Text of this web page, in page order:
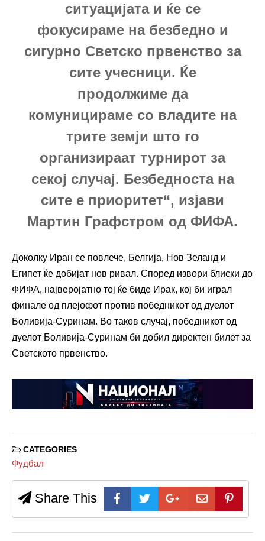
ситуацијата и ќе се
фокусираме на безбедно и
сигурно Светско првенство за
сите учесници. Ќе
продолжиме да
комуницираме со владите на
трите земји што го
организираат турнирот за
секој случај. Безбедноста на
сите е приоритет“, изјави
Мартин Графстром од ФИФА.
Доколку Иран се повлече, Белгија, Нов Зеланд и
Египет ќе добијат нов ривал. Според извори блиски до
ФИФА, најверојатно тој ќе биде Ирак, кој би играл
финале од плејофот против победникот од дуелот
Боливија-Суринам. Во таков случај, победникот од
дуелот Боливија-Суринам би добил директен билет за
Светското првенство.
CATEGORIES
Фудбал
Share This